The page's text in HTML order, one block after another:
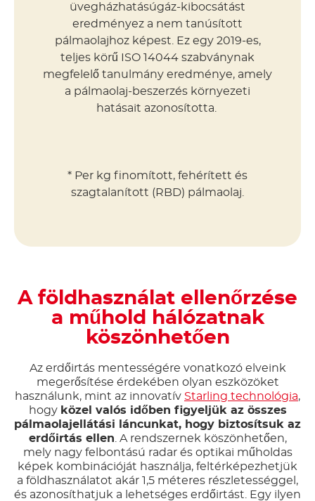
üvegházhatásúgáz-kibocsátást
eredményez a nem tanúsított
pálmaolajhoz képest. Ez egy 2019-es,
teljes körű ISO 14044 szabványnak
megfelelő tanulmány eredménye, amely
a pálmaolaj-beszerzés környezeti
hatásait azonosította.
* Per kg finomított, fehérített és
szagtalanított (RBD) pálmaolaj.
A földhasználat ellenőrzése
a műhold hálózatnak
köszönhetően
Az erdőirtás mentességére vonatkozó elveink
megerősítése érdekében olyan eszközöket
használunk, mint az innovatív Starling technológia,
hogy közel valós időben figyeljük az összes
pálmaolajellátási láncunkat, hogy biztosítsuk az
erdőirtás ellen . A rendszernek köszönhetően,
mely nagy felbontású radar és optikai műholdas
képek kombinációját használja, feltérképezhetjük
a földhasználatot akár 1,5 méteres részletességgel,
és azonosíthatjuk a lehetséges erdőirtást. Egy ilyen